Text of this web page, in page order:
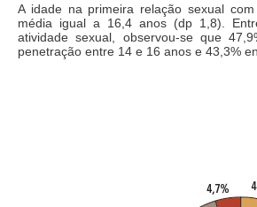
A idade na primeira relação sexual
média igual a 16,4 anos (dp 1,8).
atividade sexual, observou-se que
penetração entre 14 e 16 anos e 43,3%